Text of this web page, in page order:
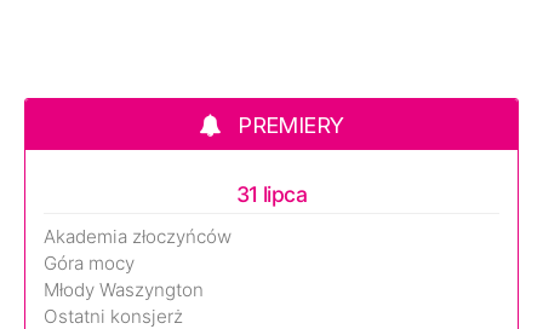
PREMIERY
31 lipca
Akademia złoczyńców
Góra mocy
Młody Waszyngton
Ostatni konsjerż